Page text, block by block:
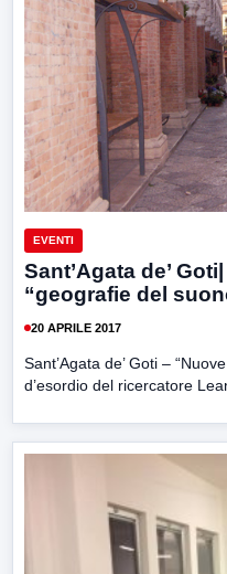
EVENTI
Sant’Agata de’
“geografie del
20 APRILE 2017
Sant’Agata de’ Goti –
d’esordio del ricercatore